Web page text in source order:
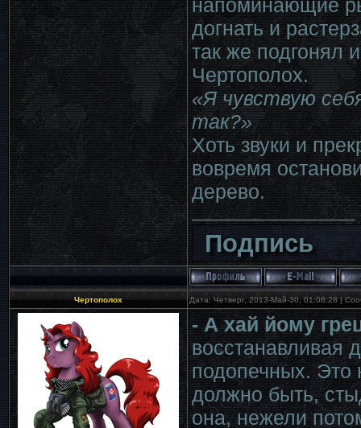
напоминающие
догнать и
так же подгонял
Чертополох.
«Я чувствую
так?»
Хоть звуки и
вовремя
дерево.
Подпись
Чертополох Дата: Четверг, 2013-Май-30, 01:08:28 |
- А хай йому
восстанавливая
подопечных. Это
должно быть,
она, нежели